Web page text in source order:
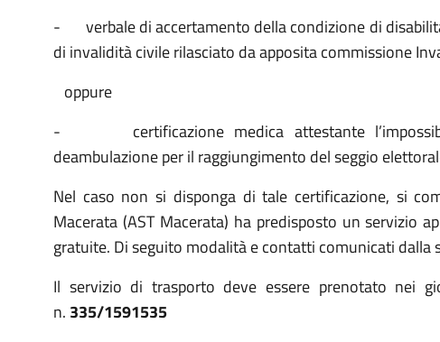
- verbale di accertamento della condizione di
di invalidità civile rilasciato da apposita commissione
oppure
- certificazione medica attestante
deambulazione per il raggiungimento del seggio
Nel caso non si disponga di tale certificazione, si
Macerata (AST Macerata) ha predisposto un servizio
gratuite. Di seguito modalità e contatti comunicati dalla
Il servizio di trasporto deve essere prenotato nei
n. 335/1591535